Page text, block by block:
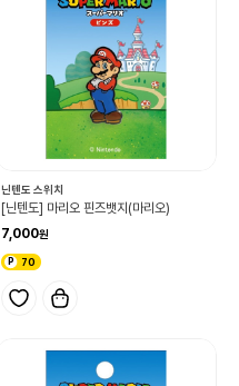
닌텐도 스위치
[닌텐도] 마리오 핀즈뱃지(마리오)
7,000
70